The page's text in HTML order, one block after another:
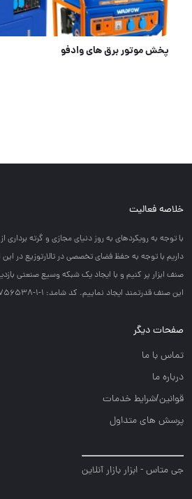
پخش موتور برق های وادفو
خلاصه فعالیت
با توجه به رويكردهاي به روز دنياي مجازي و گرته
داريم با توجه به حفظ فضاي تخصصي در تالارتوزيع در اين
صنف ابزار پر كنيم و با ايجاد يك شبكه وسيع صنعتي
اين صنف قدرتمند ايجاد نماييم. کد شامد: 1-1-756538-65-0-2
صفحات دیگر
تماس با ما
درباره ما
قوانین/شرایط خدمات
پرسش های متداول
جی متاس - ابزار بازار آنلاین